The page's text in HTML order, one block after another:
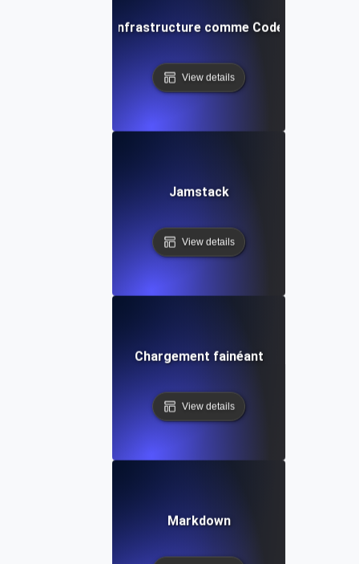
Infrastructure comme Code
View details
Jamstack
View details
Chargement fainéant
View details
Markdown